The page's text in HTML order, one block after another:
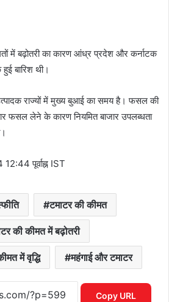
में बढ़ोतरी का कारण आंध्र प्रदेश और कर्नाटक
बारिश थी।
राज्यों में मुख्य बुआई का समय है। फसल की
फसल लेने के कारण नियमित बाजार उपलब्धता
पूर्वाह्न IST
टमाटर की कीमत
की कीमत में बढ़ोतरी
में वृद्धि महंगाई और टमाटर
Copy URL